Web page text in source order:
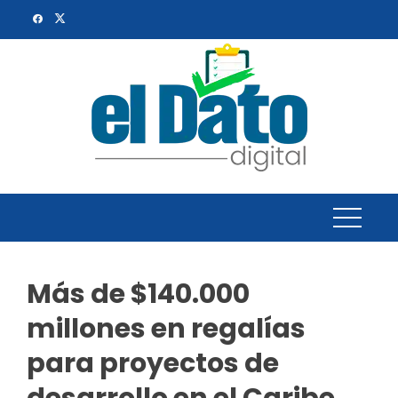
Más de $140.000
millones en regalías
para proyectos de